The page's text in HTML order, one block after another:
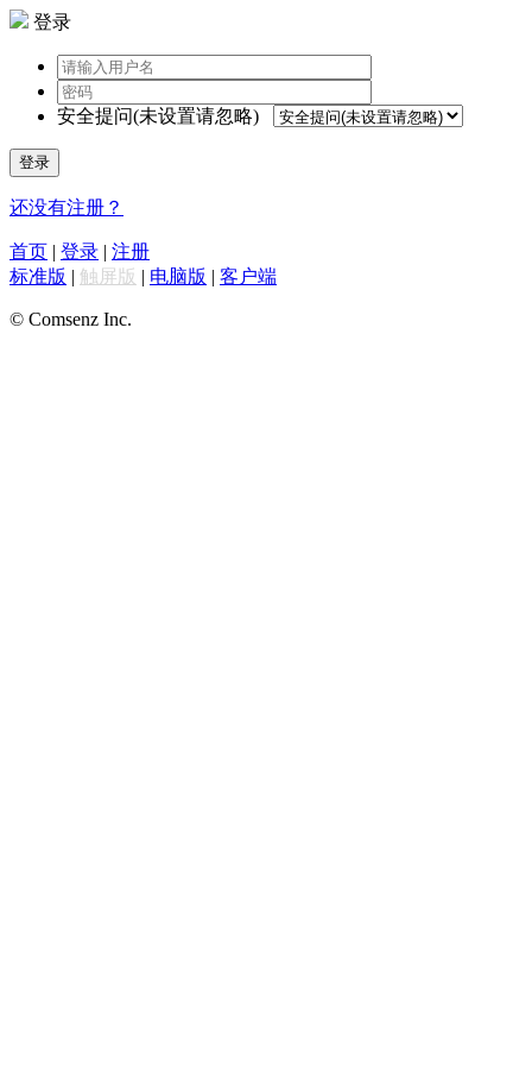
登录
安全提问(未设置请忽略)
登录
还没有注册？
首页 | 登录 | 注册
标准版 | 触屏版 | 电脑版 | 客户端
© Comsenz Inc.